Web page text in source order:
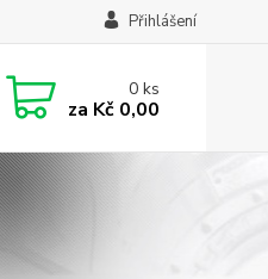
Přihlášení
0ks
za Kč 0,00